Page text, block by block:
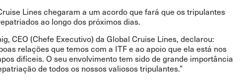
Lines chegaram a um acordo que fará que os tripulantes
ao longo dos próximos dias.
CEO (Chefe Executivo) da Global Cruise Lines, declarou:
relações que temos com a ITF e ao apoio que ela está nos
difíceis. O seu envolvimento tem sido de grande importância
de todos os nossos valiosos tripulantes.”